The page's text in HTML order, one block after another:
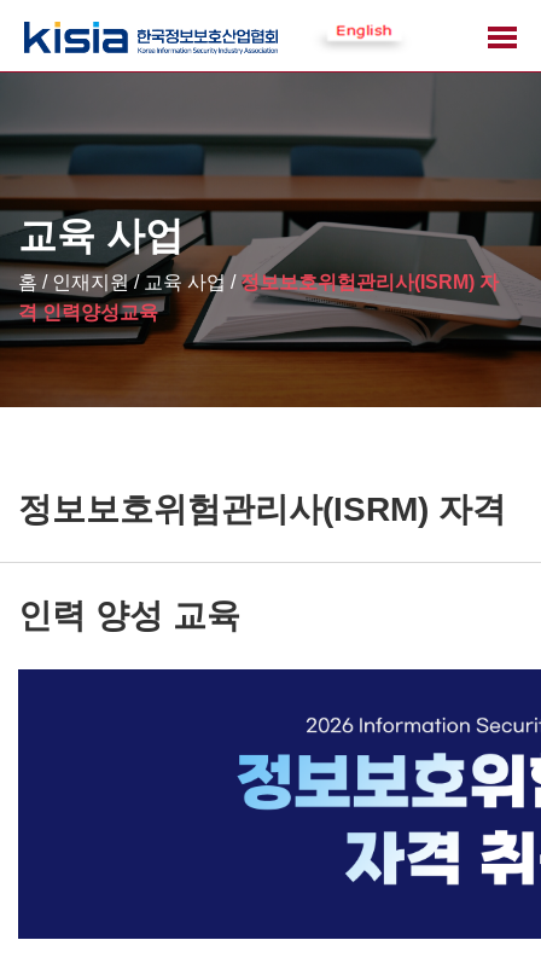
교육 사업
홈 / 인재지원 / 교육 사업 / 정보보호위험관리사(ISRM) 자
격 인력양성교육
정보보호위험관리사(ISRM) 자격
인력 양성 교육